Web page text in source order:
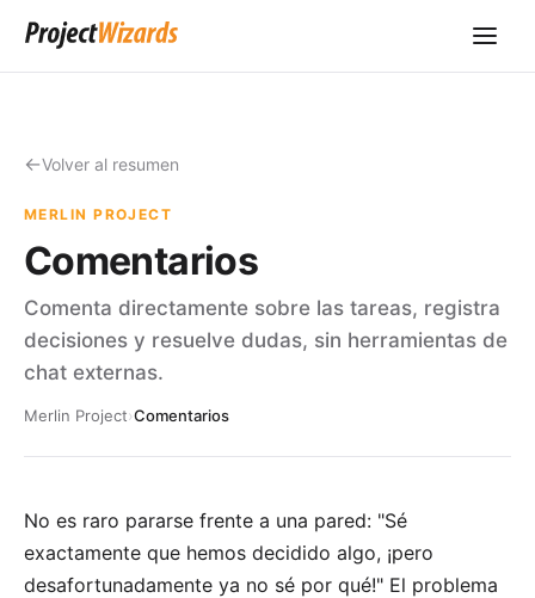
Volver al resumen
MERLIN PROJECT
Comentarios
Comenta directamente sobre las tareas, registra
decisiones y resuelve dudas, sin herramientas de
chat externas.
Merlin Project›Comentarios
No es raro pararse frente a una pared: "Sé
exactamente que hemos decidido algo, ¡pero
desafortunadamente ya no sé por qué!" El problema